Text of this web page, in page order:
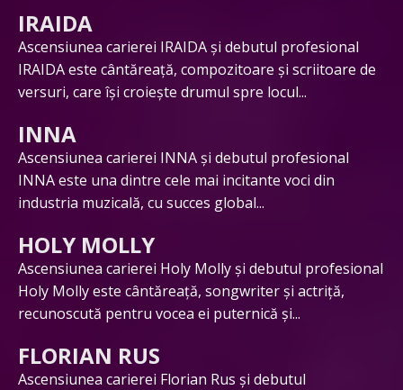
IRAIDA
Ascensiunea carierei IRAIDA și debutul profesional
IRAIDA este cântăreață, compozitoare și scriitoare de
versuri, care își croiește drumul spre locul...
INNA
Ascensiunea carierei INNA și debutul profesional
INNA este una dintre cele mai incitante voci din
industria muzicală, cu succes global...
HOLY MOLLY
Ascensiunea carierei Holy Molly și debutul profesional
Holy Molly este cântăreață, songwriter și actriță,
recunoscută pentru vocea ei puternică și...
FLORIAN RUS
Ascensiunea carierei Florian Rus și debutul